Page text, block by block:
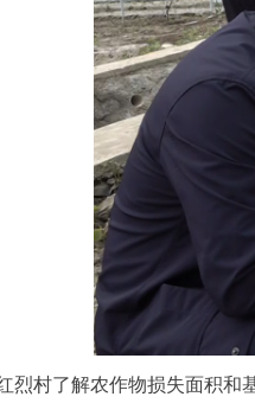
烈村了解农作物损失面积和